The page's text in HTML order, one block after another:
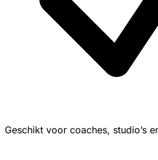
Geschikt voor coaches, studio’s